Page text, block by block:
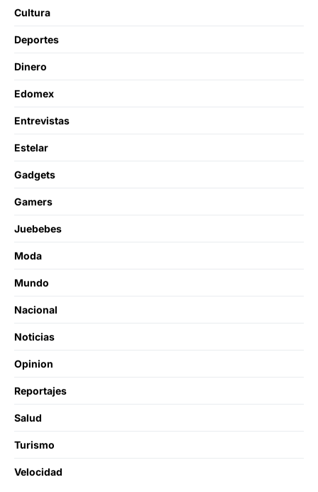
Cultura
Deportes
Dinero
Edomex
Entrevistas
Estelar
Gadgets
Gamers
Juebebes
Moda
Mundo
Nacional
Noticias
Opinion
Reportajes
Salud
Turismo
Velocidad